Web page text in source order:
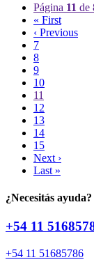
Página 11 de
« First
‹ Previous
7
8
9
10
11
12
13
14
15
Next ›
Last »
¿Necesitás
+54 11
+54 11 51685786